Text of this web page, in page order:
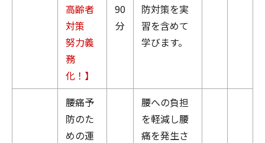
高齢者
対策
努力義
務
化！】
90
分
防対策を実
習を含めて
学びます。
腰痛予
防のた
めの運
腰への負担
を軽減し腰
痛を発生さ